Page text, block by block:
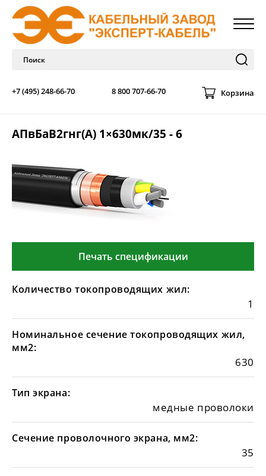
+7 (495) 248-66-70 8 800 707-66-70 Корзина
АПвБаВ2гнг(А) 1×630мк/35 - 6
Печать спецификации
Количество токопроводящих жил:
1
Номинальное сечение токопроводящих жил,
мм2:
630
Тип экрана:
медные проволоки
Сечение проволочного экрана, мм2:
35